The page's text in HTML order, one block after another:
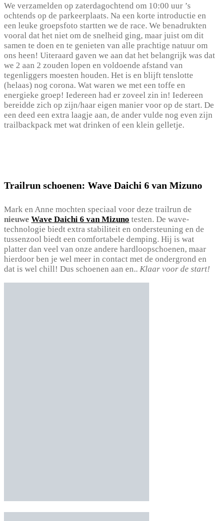
We verzamelden op zaterdagochtend om 10:00 uur ’s
ochtends op de parkeerplaats. Na een korte introductie en
een leuke groepsfoto startten we de race. We benadrukten
vooral dat het niet om de snelheid ging, maar juist om dit
samen te doen en te genieten van alle prachtige natuur om
ons heen! Uiteraard gaven we aan dat het belangrijk was dat
we 2 aan 2 zouden lopen en voldoende afstand van
tegenliggers moesten houden. Het is en blijft tenslotte
(helaas) nog corona. Wat waren we met een toffe en
energieke groep! Iedereen had er zoveel zin in! Iedereen
bereidde zich op zijn/haar eigen manier voor op de start. De
een deed een extra laagje aan, de ander vulde nog even zijn
trailbackpack met wat drinken of een klein gelletje.
Trailrun schoenen: Wave Daichi 6 van Mizuno
Mark en Anne mochten speciaal voor deze trailrun de
nieuwe Wave Daichi 6 van Mizuno testen. De wave-
technologie biedt extra stabiliteit en ondersteuning en de
tussenzool biedt een comfortabele demping. Hij is wat
platter dan veel van onze andere hardloopschoenen, maar
hierdoor ben je wel meer in contact met de ondergrond en
dat is wel chill! Dus schoenen aan en.. Klaar voor de start!